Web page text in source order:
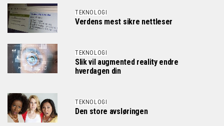
TEKNOLOGI
Verdens mest sikre nettleser
TEKNOLOGI
Slik vil augmented reality endre
hverdagen din
TEKNOLOGI
Den store avsløringen